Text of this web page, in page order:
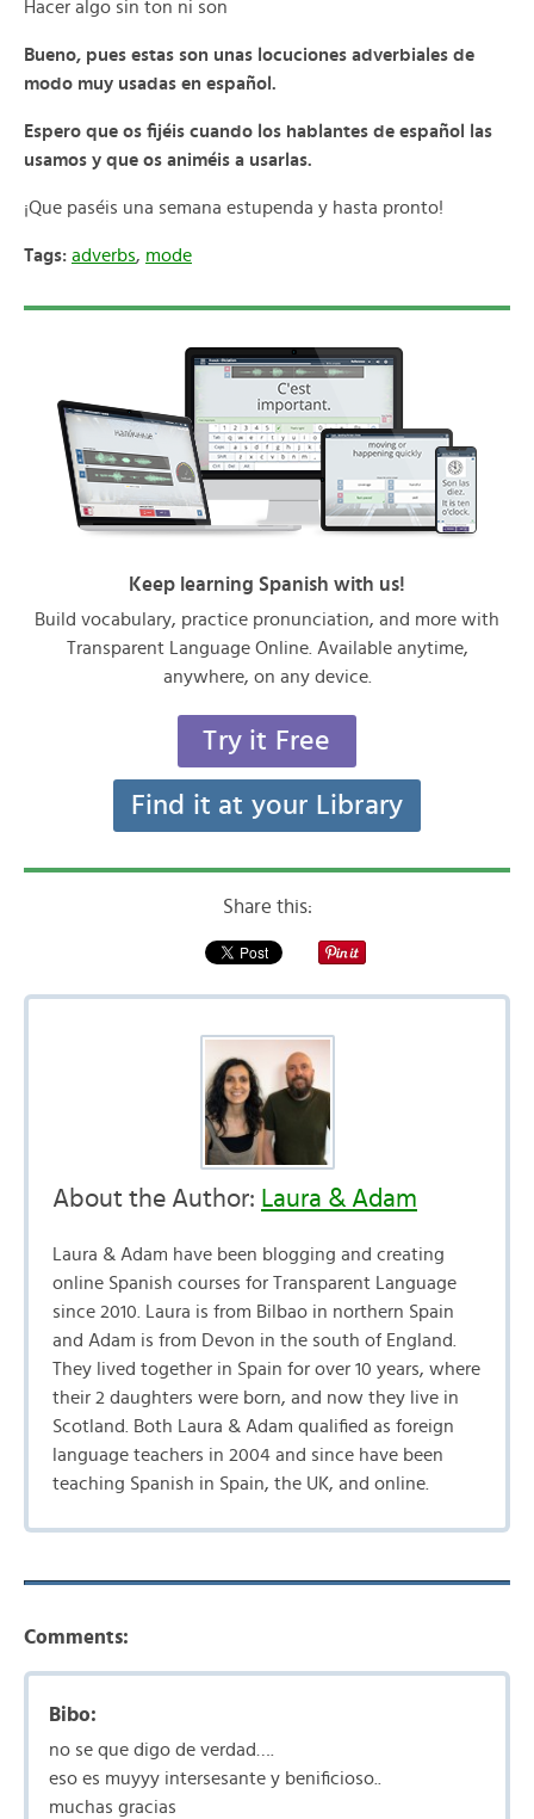
Hacer algo sin ton ni son
Bueno, pues estas son unas locuciones adverbiales de
modo muy usadas en español.
Espero que os fijéis cuando los hablantes de español las
usamos y que os animéis a usarlas.
¡Que paséis una semana estupenda y hasta pronto!
Tags: adverbs, mode
Keep learning Spanish with us!
Build vocabulary, practice pronunciation, and more with
Transparent Language Online. Available anytime,
anywhere, on any device.
Try it Free
Find it at your Library
Share this:
About the Author: Laura & Adam
Laura & Adam have been blogging and creating
online Spanish courses for Transparent Language
since 2010. Laura is from Bilbao in northern Spain
and Adam is from Devon in the south of England.
They lived together in Spain for over 10 years, where
their 2 daughters were born, and now they live in
Scotland. Both Laura & Adam qualified as foreign
language teachers in 2004 and since have been
teaching Spanish in Spain, the UK, and online.
Comments:
Bibo:
no se que digo de verdad….
eso es muyyy intersesante y benificioso..
muchas gracias